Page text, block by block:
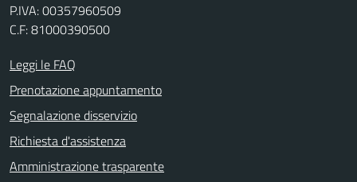
P.IVA: 00357960509
C.F: 81000390500
Leggi le FAQ
Prenotazione appuntamento
Segnalazione disservizio
Richiesta d'assistenza
Amministrazione trasparente